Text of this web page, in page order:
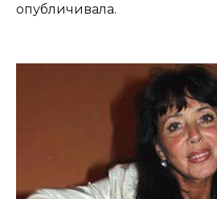
опубличивала.